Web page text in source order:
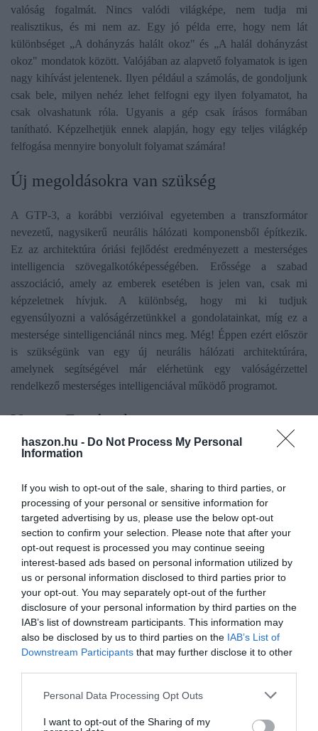
haszon.hu - Do Not Process My Personal
Information
If you wish to opt-out of the sale, sharing to third parties, or
processing of your personal or sensitive information for
targeted advertising by us, please use the below opt-out
section to confirm your selection. Please note that after your
opt-out request is processed you may continue seeing
interest-based ads based on personal information utilized by
us or personal information disclosed to third parties prior to
your opt-out. You may separately opt-out of the further
disclosure of your personal information by third parties on the
IAB’s list of downstream participants. This information may
also be disclosed by us to third parties on the IAB’s List of
Downstream Participants that may further disclose it to other
Please note that this website/app uses one or more Google
not limited to your visit or usage behaviour. You may click to
Personal Data Processing Opt Outs
I want to opt-out of the Sharing of my
valóság fogalmát. Nincs valódi világképe, nem tudja mi
realisztikus, és mi nem az. Egy jó példa erre, hogy nem lát
különbséget „A dohányzás halált okoz" és „A halál dohányzást
okoz" mondatok között. Valójában az alapvető folyamatok is igen
nagy kihívást jelentenek. Ilyen például a számolás, de gondoljunk
csak bele, milyen nehéz lehet felfogni egy ilyen folyamatot, ha
csak olvashatunk róla. Ugyanis a gép csak írásos formában
tanítható. Képzelhetjük ennek alapján, hogy egy teljes világkép
felfogása mennyire bonyolult folyamat számára!
​Új megoldásokra van szükség
A GTP-3, a korábbi verzióival egyetemben a transzformátor
nevezetű, nagysikerű neurális hálózati komponensből építkezik.
Ez az architektúra óriási fejlődést eredményezett a mesterséges
intelligencia szövegalkotóképességében. Erőssége a szabad
asszociáció, amely az emberek esetében is jelen van, csak mi
képzeletnek hívjuk. A különbség, hogy mi ki tudjuk
egyensúlyozni a valóságérzetünkkel a gondolatainkat, míg ez a
mestersége sintelligenciánál nincs meg. Még! Éppen ezért először
is szükségünk van egy új neurális hálózati architektúrára,
amelynek segítségével már elérhetünk egy valóságérzettel
rendelkező mesterséges intelligenciával működő programot.
​Vezet a Facebook
Feedback Transformer – ezt a nevet kapta a Facebook AI csapata
eredeti architektúrán két jelentős fejlesztést végzett. Először is
megnövelték a memóriáját, így nem csak az utolsó néhány
mondatra emlékszik a Feedback Transformer, hanem mindenre,
amit az adott pontig valaha mondtak neki. A második, ami még
fontosabb, hogy a Facebook megoldása képes megérteni teljes
számítógépes programokat. A megnövelt memóriának
köszönhetően azon túl, hogy be tudja fogadni az adott programot,
még arra is képes, hogy pontosan megmondja, mit fog csinálni az
adott program. A megnövekedett memóriának köszönhetően már
képes felismerni, ha valamit többször, sőt azt is, hogy hányszor
mondták neki, így már a számolásban is fejlődéseket ért el.
Már les ránk a Skynet?